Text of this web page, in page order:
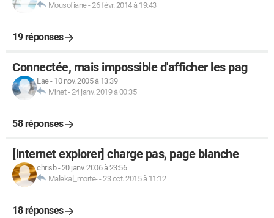
Mousofiane-26 févr. 2014 à 19:43
19 réponses
Connectée, mais impossible d'afficher les pag
Lae- 10 nov. 2005 à 13:39
Minet-24 janv. 2019 à 00:35
58 réponses
[internet explorer] charge pas, page blanche
chrisb-20 janv. 2006 à 23:56
Malekal_morte--23 oct. 2015 à 11:12
18 réponses